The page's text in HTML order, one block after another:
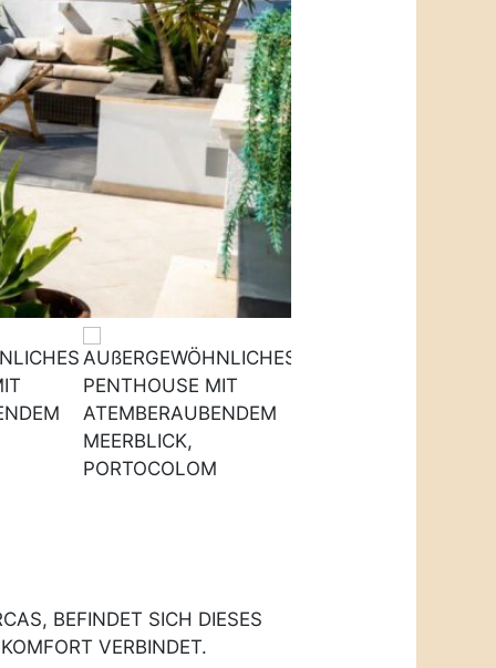
BEFINDET SICH DIESES
VERBINDET.